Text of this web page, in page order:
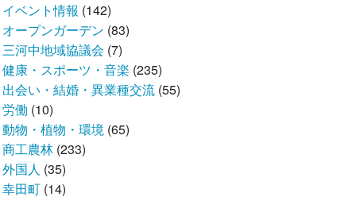
イベント情報 (142)
オープンガーデン (83)
三河中地域協議会 (7)
健康・スポーツ・音楽 (235)
出会い・結婚・異業種交流(55)
労働 (10)
動物・植物・環境(65)
商工農林(233)
外国人 (35)
幸田町(14)